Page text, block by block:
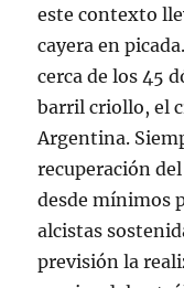
este contexto
cayera en
cerca de los 45
barril criollo, el
Argentina.
recuperación
desde mínimos
alcistas
previsión la